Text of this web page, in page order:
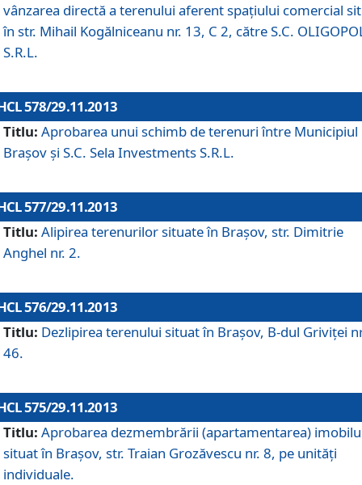
vânzarea directă a terenului aferent spaţiului comercial
în str. Mihail Kogălniceanu nr. 13, C 2, către S.C.
S.R.L.
578/29.11.2013
Titlu: Aprobarea unui schimb de terenuri între Municipiul
Braşov şi S.C. Sela Investments S.R.L.
577/29.11.2013
Titlu: Alipirea terenurilor situate în Braşov, str. Dimitrie
Anghel nr. 2.
576/29.11.2013
Titlu: Dezlipirea terenului situat în Braşov, B-dul Griviţei
46.
575/29.11.2013
Titlu: Aprobarea dezmembrării (apartamentarea)
situat în Braşov, str. Traian Grozăvescu nr. 8, pe unităţi
individuale.